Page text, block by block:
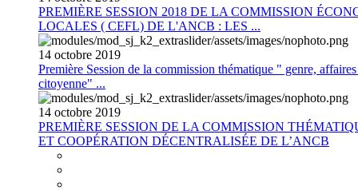
PREMIÈRE SESSION 2018 DE LA COMMISSION
LOCALES ( CEFL) DE L'ANCB : LES ...
14 octobre 2019
Première Session de la commission thématique " genre,
citoyenne" ...
14 octobre 2019
PREMIÈRE SESSION DE LA COMMISSION
ET COOPÉRATION DÉCENTRALISÉE DE L’ANCB